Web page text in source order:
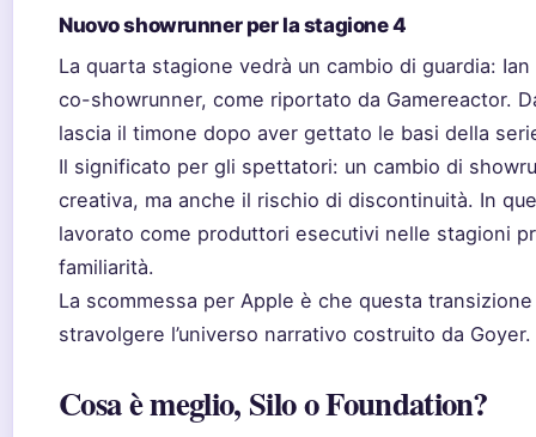
Nuovo showrunner per la stagione 4
La quarta stagione vedrà un cambio di guardia:
co-showrunner, come riportato da Gamereactor.
lascia il timone dopo aver gettato le basi della
Il significato per gli spettatori: un cambio di
creativa, ma anche il rischio di discontinuità. In
lavorato come produttori esecutivi nelle stagioni
familiarità.
La scommessa per Apple è che questa
stravolgere l’universo narrativo costruito da Goyer.
Cosa è meglio, Silo o Foundation?